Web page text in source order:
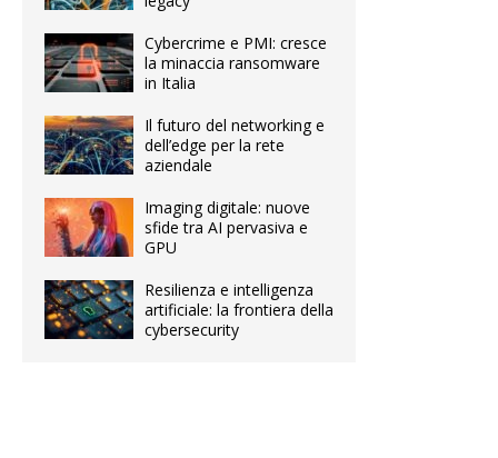
Cybercrime e PMI: cresce
la minaccia ransomware
in Italia
Il futuro del networking e
dell’edge per la rete
aziendale
Imaging digitale: nuove
sfide tra AI pervasiva e
GPU
Resilienza e intelligenza
artificiale: la frontiera della
cybersecurity